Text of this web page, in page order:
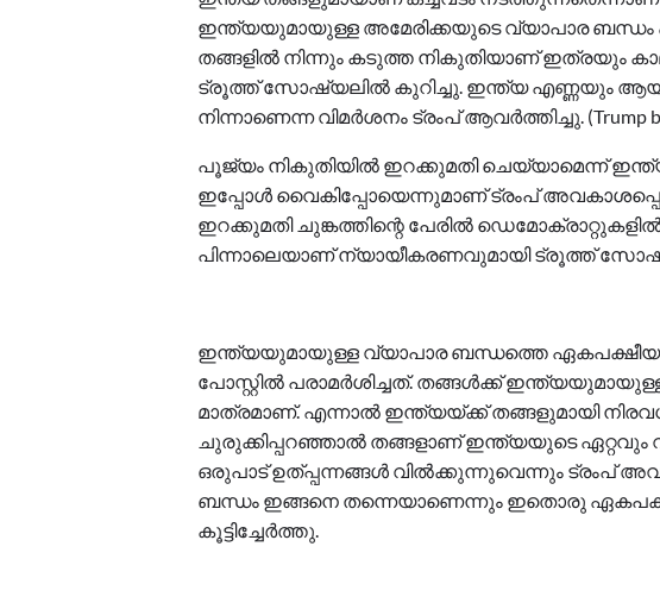
ഇന്ത്യയുമായുള്ള അമേരിക്കയുടെ വ്യാപാര
തങ്ങളില്‍ നിന്നും കടുത്ത നികുതിയാണ് ഇത്രയും
ട്രൂത്ത് സോഷ്യലില്‍ കുറിച്ചു. ഇന്ത്യ എണ്ണയും
നിന്നാണെന്ന വിമര്‍ശനം ട്രംപ് ആവര്‍ത്തിച്ചു. (Trump
പൂജ്യം നികുതിയില്‍ ഇറക്കുമതി ചെയ്യാമെന്ന്
ഇപ്പോള്‍ വൈകിപ്പോയെന്നുമാണ് ട്രംപ്
ഇറക്കുമതി ചുങ്കത്തിന്റെ പേരില്‍ ഡെമോക്രാറ്റുകളില്‍
പിന്നാലെയാണ് ന്യായീകരണവുമായി ട്രൂത്ത്
ഇന്ത്യയുമായുള്ള വ്യാപാര ബന്ധത്തെ
പോസ്റ്റില്‍ പരാമര്‍ശിച്ചത്. തങ്ങള്‍ക്ക്
മാത്രമാണ്. എന്നാല്‍ ഇന്ത്യയ്ക്ക് തങ്ങളുമായി
ചുരുക്കിപ്പറഞ്ഞാല്‍ തങ്ങളാണ് ഇന്ത്യയുടെ ഏറ്റവും
ഒരുപാട് ഉത്പ്പന്നങ്ങള്‍ വില്‍ക്കുന്നുവെന്നും ട്രംപ്
ബന്ധം ഇങ്ങനെ തന്നെയാണെന്നും ഇതൊരു
കൂട്ടിച്ചേര്‍ത്തു.